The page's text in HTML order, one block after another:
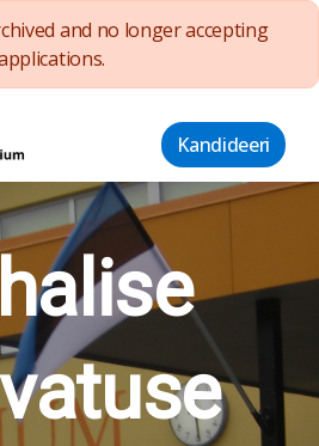
and no longer accepting
Kandideeri